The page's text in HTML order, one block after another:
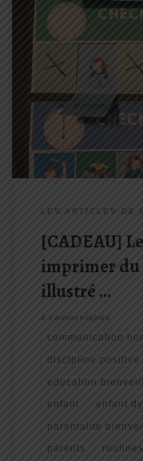
Le petit décodeur illustré
ouvrage d’une
Kleindienst ont co-écrit.
atelier de Discipline
auquel […]
LES ARTICLES DE
[CADEAU]
imprimer du
illustré …
4 commentaires
communication
discipline positive
éducation
enfant enfant
parentalité
parents routines